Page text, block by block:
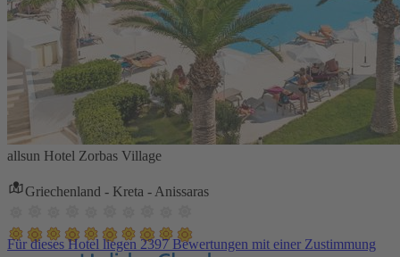
allsun Hotel Zorbas Village
Griechenland - Kreta - Anissaras
Für dieses Hotel liegen 2397 Bewertungen mit einer Zustimmung